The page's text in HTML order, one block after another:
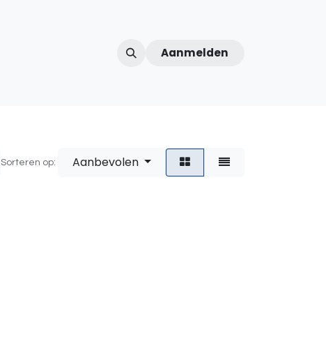
Over ons Afspraak
Aanmelden
Sorteren op: Aanbevolen